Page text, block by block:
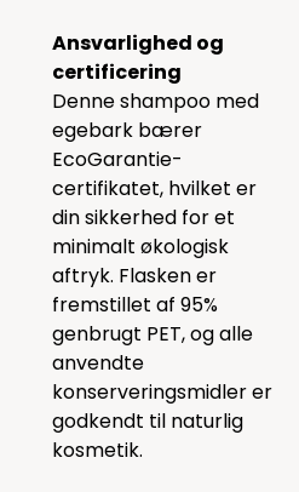
Ansvarlighed og
certificering
Denne shampoo med
egebark bærer
EcoGarantie-
certifikatet, hvilket er
din sikkerhed for et
minimalt økologisk
aftryk. Flasken er
fremstillet af 95%
genbrugt PET, og alle
anvendte
konserveringsmidler er
godkendt til naturlig
kosmetik.